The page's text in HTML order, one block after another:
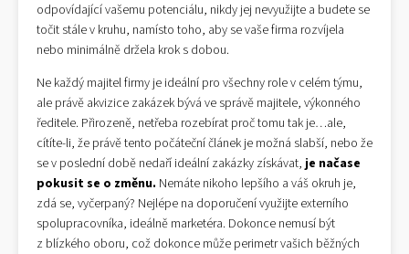
odpovídající vašemu potenciálu, nikdy jej nevyužijte a budete se
točit stále v kruhu, namísto toho, aby se vaše firma rozvíjela
nebo minimálně držela krok s dobou.
Ne každý majitel firmy je ideální pro všechny role v celém týmu,
ale právě akvizice zakázek bývá ve správě majitele, výkonného
ředitele. Přirozeně, netřeba rozebírat proč tomu tak je…ale,
cítíte-li, že právě tento počáteční článek je možná slabší, nebo že
se v poslední době nedaří ideální zakázky získávat,je načase
pokusit se o změnu. Nemáte nikoho lepšího a váš okruh je,
zdá se, vyčerpaný? Nejlépe na doporučení využijte externího
spolupracovníka, ideálně marketéra. Dokonce nemusí být
z blízkého oboru, což dokonce může perimetr vašich běžných